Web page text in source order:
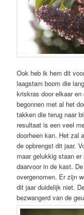
Ook heb ik hem dit
laagstam boom die
kriskras door elkaar
begonnen met al het
takken die terug naar
resultaat is een veel
doorheen kan. Het zal
de opbrengst dit jaar.
maar gelukkig staan
daarvoor in de kast.
overgenomen. Er zijn
dit jaar duidelijk niet.
bezwangerd van de